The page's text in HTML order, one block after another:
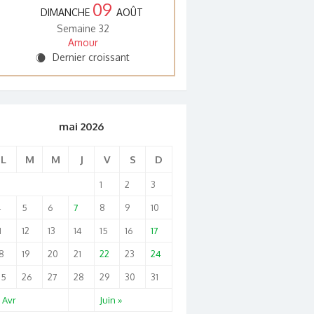
DIMANCHE 09 AOÛT
Semaine 32
Amour
X Dernier croissant
mai 2026
L M M J V S D
Avr Juin »
1 2 3
5 6 7 8 9 10
12 13 14 15 16 17
19 20 21 22 23 24
26 27 28 29 30 31